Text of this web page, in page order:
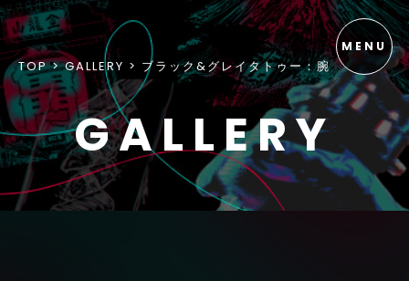
TOP GALLERY ブラック&グレイタトゥー：腕
GALLERY